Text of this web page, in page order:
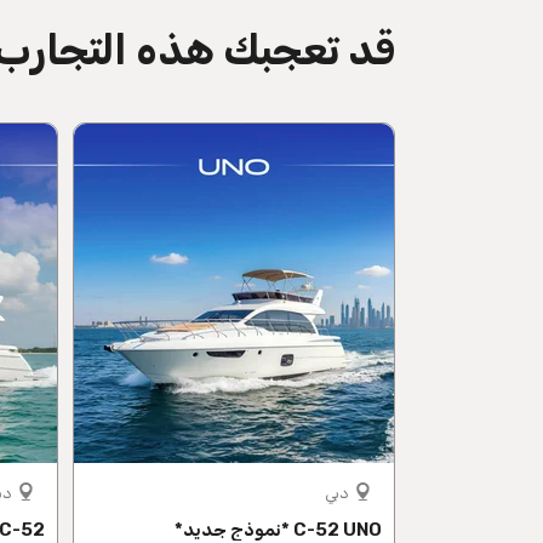
directions
قد تعجبك هذه
دبي
C-52 UNO *نموذج جديد* C-52 لِي *نموذج جديد*